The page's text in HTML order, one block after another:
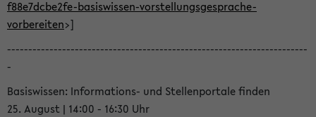
f88e7dcbe2fe-basiswissen-vorstellungsgesprache-
vorbereiten>]
-----------------------------------------------------------------------
-
Basiswissen: Informations- und Stellenportale finden
25. August | 14:00 - 16:30 Uhr